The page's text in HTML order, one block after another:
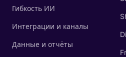
Гибкость ИИ
Интеграции и каналы
Данные и отчёты